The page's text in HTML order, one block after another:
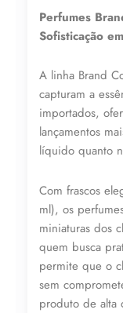
R$
R$55,28
6x de
030
-
Perfumes
Sofisticação
A linha Brand
capturam a
importados,
lançamentos
líquido quanto
Com frascos
ml), os
miniaturas dos
quem busca
permite que o
sem
produto de alta